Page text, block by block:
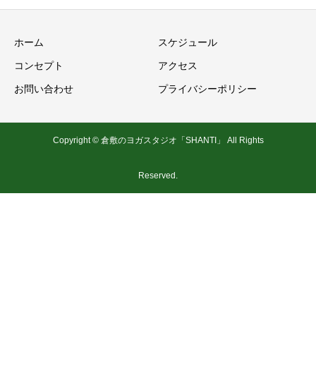
ホーム スケジュール
コンセプト アクセス
お問い合わせ プライバシーポリシー
Copyright © 倉敷のヨガスタジオ「SHANTI」 All Rights
Reserved.